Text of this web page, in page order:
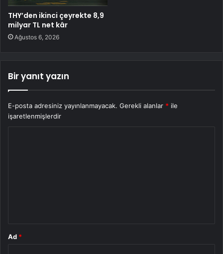
THY’den ikinci çeyrekte 8,9
milyar TL net kâr
Ağustos 6, 2026
Bir yanıt yazın
E-posta adresiniz yayınlanmayacak. Gerekli alanlar * ile
işaretlenmişlerdir
Ad *